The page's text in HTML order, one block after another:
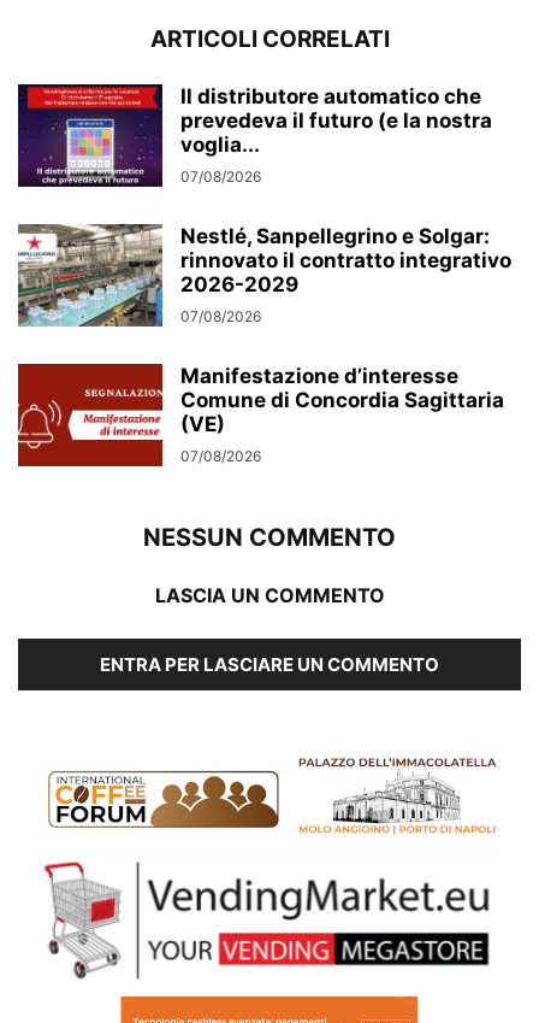
ARTICOLI CORRELATI
Il distributore automatico che
prevedeva il futuro (e la nostra
voglia...
07/08/2026
Nestlé, Sanpellegrino e Solgar:
rinnovato il contratto integrativo
2026-2029
07/08/2026
Manifestazione d’interesse
Comune di Concordia Sagittaria
(VE)
07/08/2026
NESSUN COMMENTO
LASCIA UN COMMENTO
ENTRA PER LASCIARE UN COMMENTO